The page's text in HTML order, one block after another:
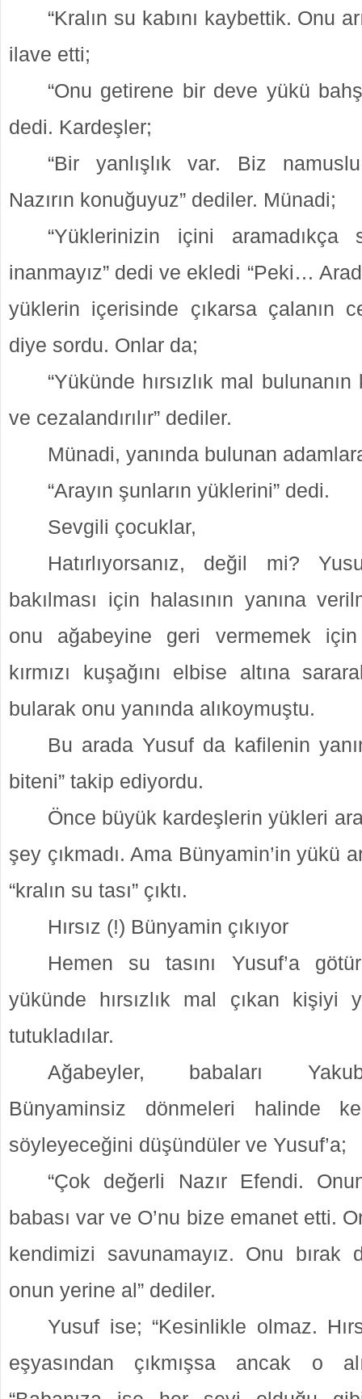
“Kralın su kabını kaybettik. Onu
ilave etti;
“Onu getirene bir deve yükü
dedi. Kardeşler;
“Bir yanlışlık var. Biz
Nazırın konuğuyuz” dediler. Münadi;
“Yüklerinizin içini aramadıkça
inanmayız” dedi ve ekledi “Peki…
yüklerin içerisinde çıkarsa çalanın
diye sordu. Onlar da;
“Yükünde hırsızlık mal
ve cezalandırılır” dediler.
Münadi, yanında bulunan
“Arayın şunların yüklerini” dedi.
Sevgili çocuklar,
Hatırlıyorsanız, değil mi?
bakılması için halasının yanına
onu ağabeyine geri vermemek için
kırmızı kuşağını elbise altına
bularak onu yanında alıkoymuştu.
Bu arada Yusuf da kafilenin
biteni” takip ediyordu.
Önce büyük kardeşlerin yükleri
şey çıkmadı. Ama Bünyamin’in yükü
“kralın su tası” çıktı.
Hırsız (!) Bünyamin çıkıyor
Hemen su tasını Yusuf’a
yükünde hırsızlık mal çıkan kişiyi
tutukladılar.
Ağabeyler, babaları
Bünyaminsiz dönmeleri halinde
söyleyeceğini düşündüler ve Yusuf’a;
“Çok değerli Nazır Efendi.
babası var ve O’nu bize emanet etti.
kendimizi savunamayız. Onu bırak
onun yerine al” dediler.
Yusuf ise; “Kesinlikle olmaz.
eşyasından çıkmışsa ancak o